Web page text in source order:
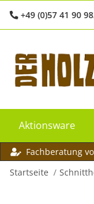
+49 (0)57 41 90
Aktionsware
Fachberatung
Startseite